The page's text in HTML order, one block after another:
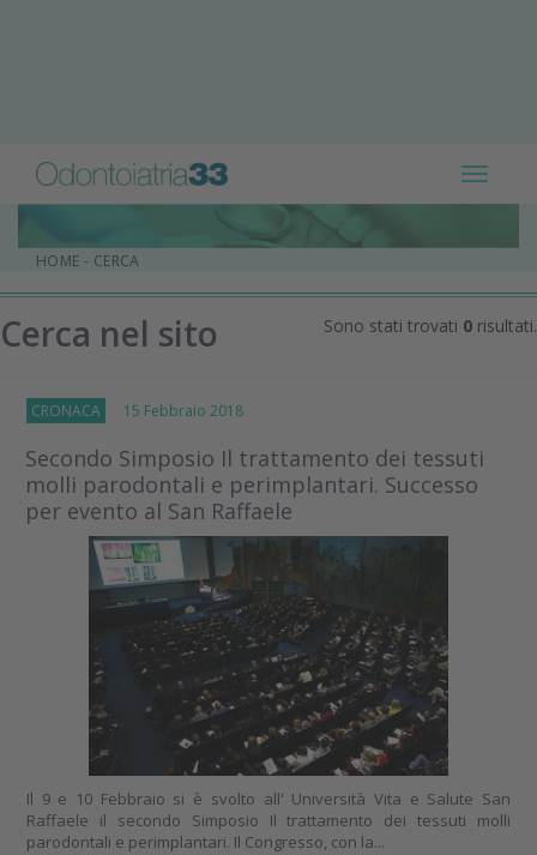
Toggle
HOME - CERCA
Cerca nel sito Sono stati trovati 0 risultati.
CRONACA 15 Febbraio 2018
Secondo Simposio Il trattamento dei tessuti
molli parodontali e perimplantari. Successo
per evento al San Raffaele
Il 9 e 10 Febbraio si è svolto all' Università Vita e Salute San
Raffaele il secondo Simposio Il trattamento dei tessuti molli
parodontali e perimplantari. Il Congresso, con la...